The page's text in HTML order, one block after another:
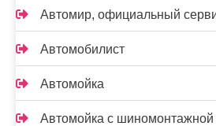
Автомир, официальный
Автомобилист
Автомойка
Автомойка с шиномонтажной